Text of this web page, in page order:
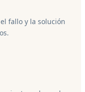
fallo y la solución